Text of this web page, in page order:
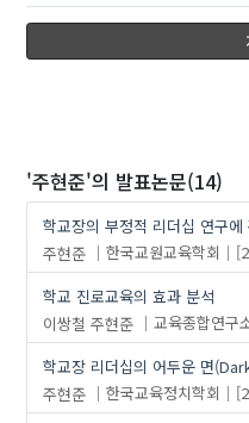
'주현준'의 발표논문(14)
학교장의 부정적 리더십 연구
주현준
한국교원교육학회
학교 진로교육의 효과 분석
이쌍철 주현준 교육종합연구
학교장 리더십의 어두운 면
주현준
한국교육정치학회